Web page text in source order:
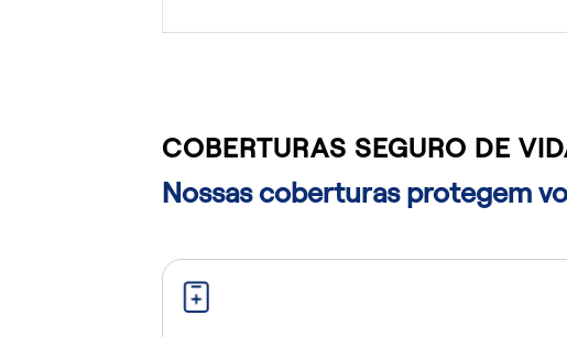
COBERTURAS SEGURO DE
Nossas coberturas protegem